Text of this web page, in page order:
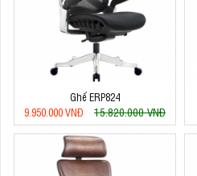
Ghế ERP824
9.950.000 VNĐ
15.820.000 VNĐ